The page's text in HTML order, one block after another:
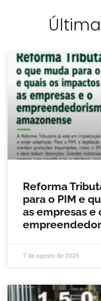
Reforma
para o PIM e
as empresas e
7 de agosto de 2026